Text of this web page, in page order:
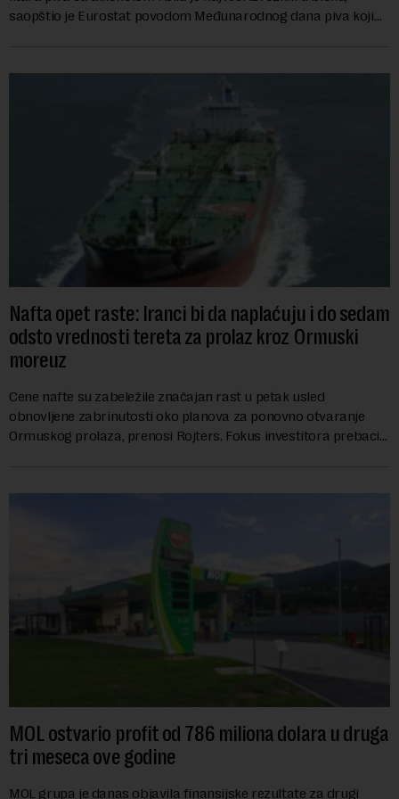
saopštio je Eurostat povodom Međunarodnog dana piva koji
Nafta opet raste: Iranci bi da naplaćuju i do sedam
odsto vrednosti tereta za prolaz kroz Ormuski
moreuz
Cene nafte su zabeležile značajan rast u petak usled
obnovljene zabrinutosti oko planova za ponovno otvaranje
Ormuskog prolaza, prenosi Rojters. Fokus investitora prebacio
MOL ostvario profit od 786 miliona dolara u druga
tri meseca ove godine
MOL grupa je danas objavila finansijske rezultate za drugi